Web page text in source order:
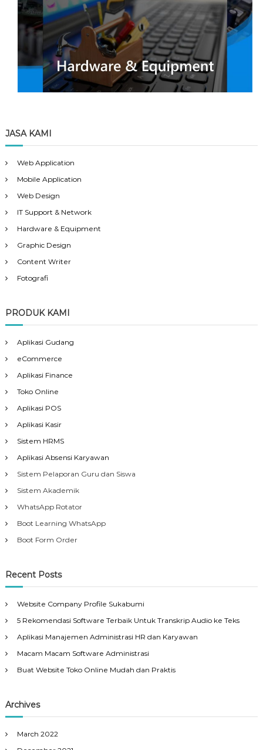
JASA KAMI
Web Application
Mobile Application
Web Design
IT Support & Network
Hardware & Equipment
Graphic Design
Content Writer
Fotografi
PRODUK KAMI
Aplikasi Gudang
eCommerce
Aplikasi Finance
Toko Online
Aplikasi POS
Aplikasi Kasir
Sistem HRMS
Aplikasi Absensi Karyawan
Sistem Pelaporan Guru dan Siswa
Sistem Akademik
WhatsApp Rotator
Boot Learning WhatsApp
Boot Form Order
Recent Posts
Website Company Profile Sukabumi
5 Rekomendasi Software Terbaik Untuk Transkrip Audio ke Teks
Aplikasi Manajemen Administrasi HR dan Karyawan
Macam Macam Software Administrasi
Buat Website Toko Online Mudah dan Praktis
Archives
March 2022